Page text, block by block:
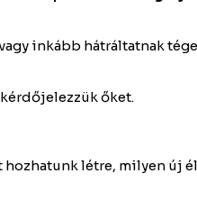
inkább hátráltatnak
őket.
létre, milyen új